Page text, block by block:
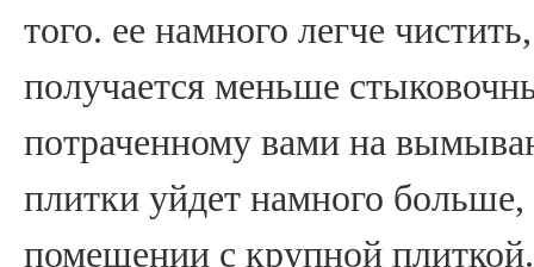
того. ее намного легче
получается меньше
потраченному вами на
плитки уйдет намного
помещении с крупной плиткой.